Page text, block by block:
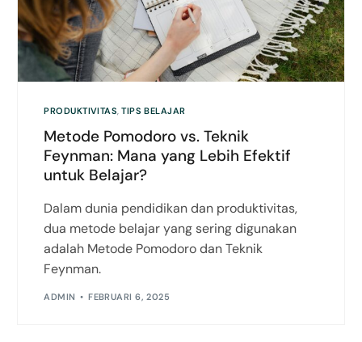
PRODUKTIVITAS,TIPS BELAJAR
Metode Pomodoro vs. Teknik
Feynman: Mana yang Lebih Efektif
untuk Belajar?
Dalam dunia pendidikan dan produktivitas,
dua metode belajar yang sering digunakan
adalah Metode Pomodoro dan Teknik
Feynman.
ADMIN FEBRUARI 6, 2025